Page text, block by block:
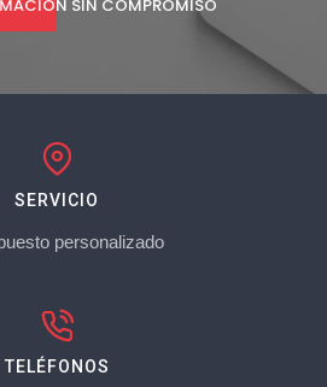
SIN COMPROMISO
SERVICIO
personalizado
TELÉFONOS